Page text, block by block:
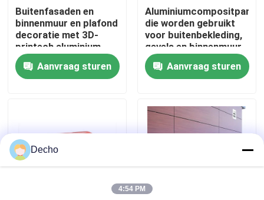
Kwaliteitscontrole
Neem contact met ons op
Nieuws
Vraag een offerte
Kleur gecoate stalen spoel
Buitenfasaden en
binnenmuur en plafond
decoratie met 3D-
printech aluminium
panelen 3003 H26
Aanvraag sturen
die worden gebruikt
voor buitenbekleding,
gevels en binnenmuur-
en plafondversiering
Aanvraag sturen
Decho
4:54 PM